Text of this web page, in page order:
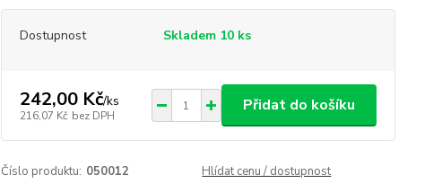
Dostupnost Skladem 10 ks
242,00 Kč/ks
216,07 Kč bez DPH
Přidat do košíku
Číslo produktu: 050012 Hlídat cenu / dostupnost